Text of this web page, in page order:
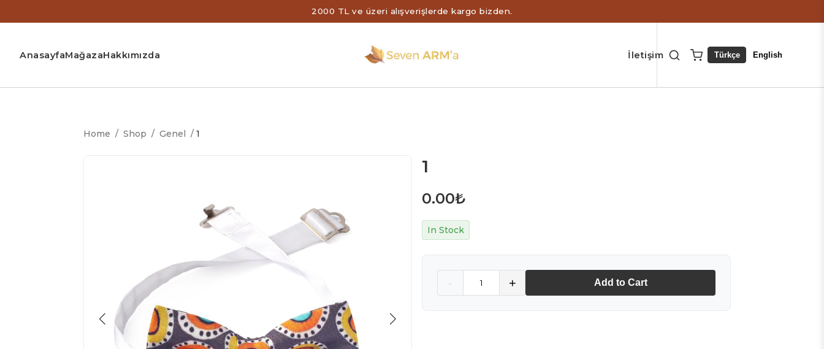
2000 TL ve üzeri alışverişlerde kargo bizden.
AnasayfaMağazaHakkımızda İletişim Türkçe English
Home / Shop / Genel / 1
1
0.00₺
In Stock
- + Add to Cart